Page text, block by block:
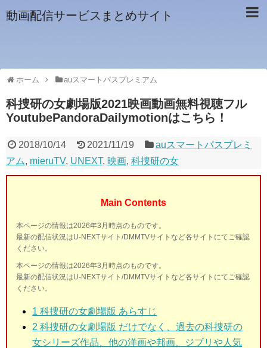
動画配信サービスまとめサイト
ホーム auスマートパスプレミアム
科捜研の女劇場版2021映画動画無料視聴フル
YoutubePandoraDailymotionはこちら！
2018/10/14 2021/11/19
auスマートパスプレミ
アム, mieruTV, UNEXT, 映画, 科捜研の女
Main Contents
本ページの情報は2026年3月時点のものです。
最新の配信状況はU-NEXTサイト/DMMTVサイトなど各サイトにてご確認
ください。
本ページの情報は2026年3月時点のものです。
最新の配信状況はU-NEXTサイト/DMMTVサイトなど各サイトにてご確認
ください。
1 科捜研の女劇場版 あらすじ
2 科捜研の女劇場版 だけでなく、過去の科捜研の
女シリーズ作品、他の洋画や邦画、ジブリや人気